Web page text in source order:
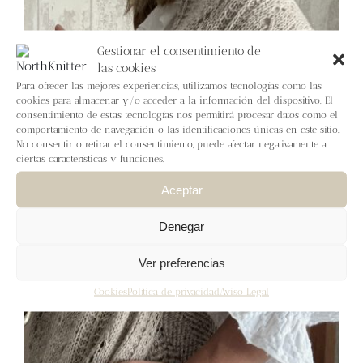
Gestionar el consentimiento de
las cookies
Para ofrecer las mejores experiencias, utilizamos tecnologías como las
cookies para almacenar y/o acceder a la información del dispositivo. El
consentimiento de estas tecnologías nos permitirá procesar datos como el
comportamiento de navegación o las identificaciones únicas en este sitio.
No consentir o retirar el consentimiento, puede afectar negativamente a
ciertas características y funciones.
Aceptar
Denegar
Ver preferencias
CookiesPolítica de privacidad Aviso Legal
Blog
Contacto
Newsletter
Carrito